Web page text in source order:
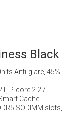
Black
Anti-glare, 45%
P-core 2.2 /
Cache
SODIMM slots,